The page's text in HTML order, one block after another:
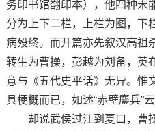
务印书馆翻印本），他四种未
分为上下二栏，上栏为图，下
病殁终。而开篇亦先叙汉高祖
转生为曹操，彭越为刘备，英
意与《五代史平话》无异。惟
具梗概而已，如述“赤壁鏖兵”云
却说武侯过江到夏口，曹操